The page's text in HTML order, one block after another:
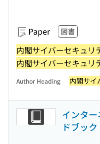
Paper 図書
内閣サイバーセキュリ
内閣サイバーセキュリ
Author Heading 内閣サイ
インタ
ドブッ